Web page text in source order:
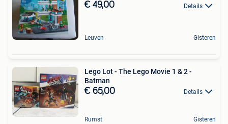
€ 49,00 Details
Leuven Gisteren
Lego Lot - The Lego Movie 1 & 2 -
Batman
€ 65,00 Details
Rumst Gisteren